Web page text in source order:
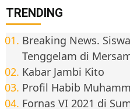
TRENDING
Breaking News.
Tenggelam di
Kabar Jambi Kito
Profil Habib
Fornas VI 2021 di